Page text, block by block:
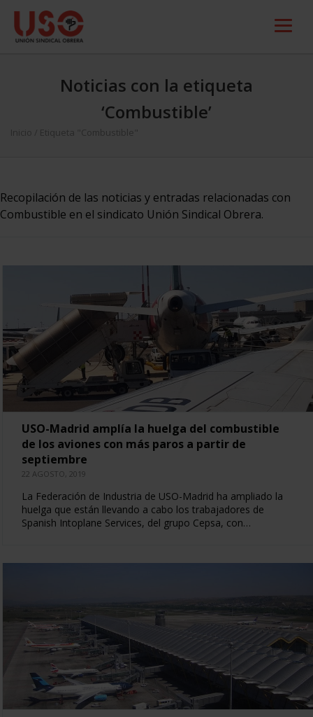
Noticias con la etiqueta
‘Combustible’
Inicio Etiqueta "Combustible"
Recopilación de las noticias y entradas relacionadas con
Combustible en el sindicato Unión Sindical Obrera.
USO-Madrid amplía la huelga del combustible
de los aviones con más paros a partir de
septiembre
22 AGOSTO, 2019
La Federación de Industria de USO-Madrid ha ampliado la
huelga que están llevando a cabo los trabajadores de
Spanish Intoplane Services, del grupo Cepsa, con…